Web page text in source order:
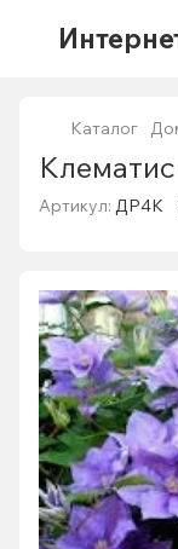
Каталог
Артикул: ДР4К